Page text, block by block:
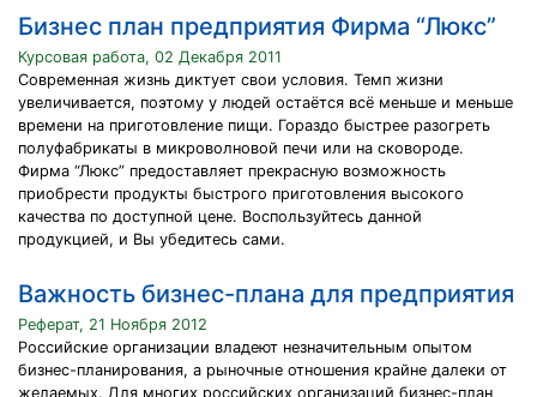
Бизнес план предприятия Фирма “Люкс”
Курсовая работа, 02 Декабря 2011
Современная жизнь диктует свои условия. Темп жизни
увеличивается, поэтому у людей остаётся всё меньше и меньше
времени на приготовление пищи. Гораздо быстрее разогреть
полуфабрикаты в микроволновой печи или на сковороде.
Фирма “Люкс” предоставляет прекрасную возможность
приобрести продукты быстрого приготовления высокого
качества по доступной цене. Воспользуйтесь данной
продукцией, и Вы убедитесь сами.
Важность бизнес-плана для предприятия
Реферат, 21 Ноября 2012
Российские организации владеют незначительным опытом
бизнес-планирования, а рыночные отношения крайне далеки от
желаемых. Для многих российских организаций бизнес-план